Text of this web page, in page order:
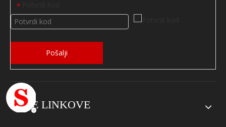
*
Pošalji
BRZE LINKOVE